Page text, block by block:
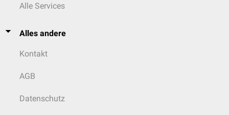
Alle Services
Alles andere
Kontakt
AGB
Datenschutz